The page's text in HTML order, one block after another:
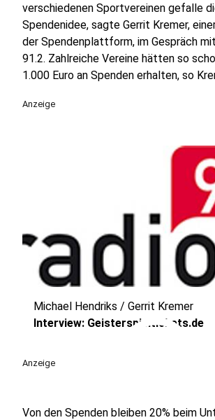
verschiedenen Sportvereinen gefalle
Spendenidee, sagte Gerrit Kremer,
der Spendenplattform, im Gespräch
91.2. Zahlreiche Vereine hätten so
1.000 Euro an Spenden erhalten, so
Anzeige
play_circle
Michael Hendriks / Gerrit Kremer
Interview: Geisterspieltickets.de
Anzeige
Von den Spenden bleiben 20% beim